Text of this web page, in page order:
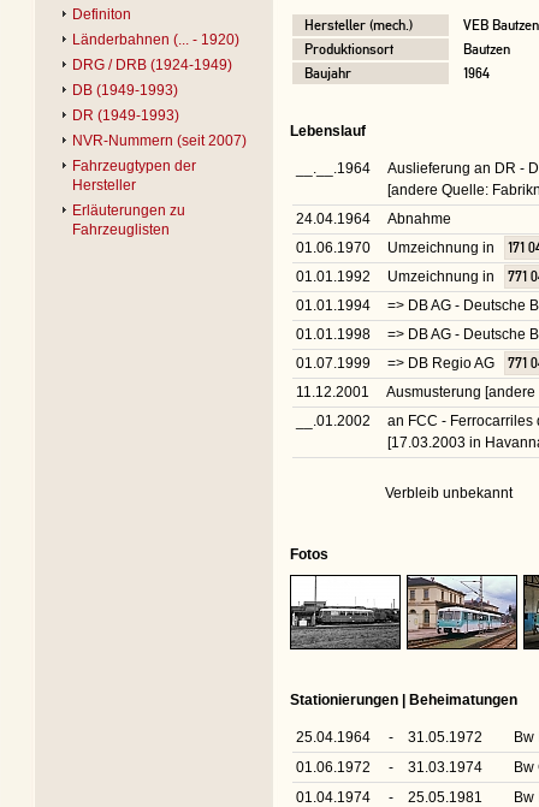
Definiton
Länderbahnen (... - 1920)
DRG / DRB (1924-1949)
DB (1949-1993)
DR (1949-1993)
NVR-Nummern (seit 2007)
Fahrzeugtypen der
Hersteller
Erläuterungen zu
Fahrzeuglisten
Hersteller (mech.)
VEB Bautzen
Produktionsort
Bautzen
Baujahr
1964
Lebenslauf
__.__.1964
Auslieferung an DR -
[andere Quelle:
24.04.1964
Abnahme
01.06.1970
Umzeichnung in
171
01.01.1992
Umzeichnung in
771
01.01.1994
=> DB AG - Deutsche
01.01.1998
=> DB AG - Deutsche
01.07.1999
=> DB Regio AG
771
11.12.2001
Ausmusterung
__.01.2002
an FCC -
[17.03.2003 in
Verbleib unbekannt
Fotos
Stationierungen | Beheimatungen
25.04.1964 - 31.05.1972
Bw
01.06.1972
- 31.03.1974
Bw
01.04.1974
- 25.05.1981
Bw